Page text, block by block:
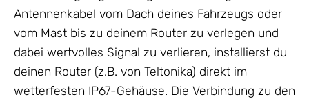
Antennenkabel vom Dach deines Fahrzeugs oder
vom Mast bis zu deinem Router zu verlegen und
dabei wertvolles Signal zu verlieren, installierst du
deinen Router (z.B. von Teltonika) direkt im
wetterfesten IP67-Gehäuse. Die Verbindung zu den